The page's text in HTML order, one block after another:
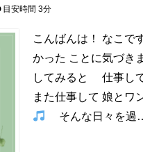
目安時間 3分
こんばんは！ なこ
かった ことに気づ
してみると 仕事し
また仕事して 娘とワ
そんな日々を過